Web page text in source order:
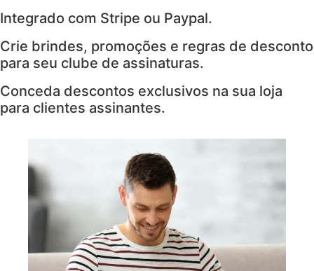
Integrado com Stripe ou Paypal.
Crie brindes, promoções e regras de desconto
para seu clube de assinaturas.
Conceda descontos exclusivos na sua loja
para clientes assinantes.